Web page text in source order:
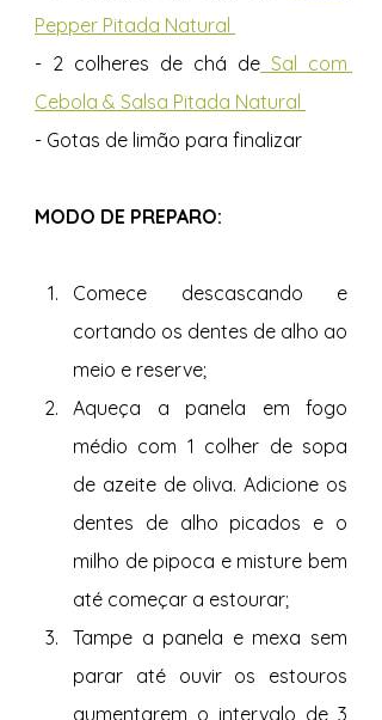
Pepper Pitada Natural
- 2 colheres de chá de Sal com
Cebola & Salsa Pitada Natural
- Gotas de limão para finalizar
MODO DE PREPARO:
Comece descascando e
cortando os dentes de alho ao
meio e reserve;
Aqueça a panela em fogo
médio com 1 colher de sopa
de azeite de oliva. Adicione os
dentes de alho picados e o
milho de pipoca e misture bem
até começar a estourar;
Tampe a panela e mexa sem
parar até ouvir os estouros
aumentarem o intervalo de 3